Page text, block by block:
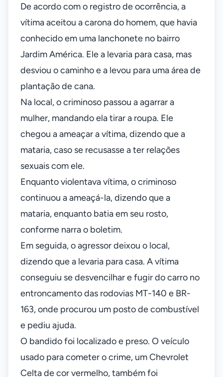
De acordo com o registro de ocorrência, a
vítima aceitou a carona do homem, que havia
conhecido em uma lanchonete no bairro
Jardim América. Ele a levaria para casa, mas
desviou o caminho e a levou para uma área de
plantação de cana.
Na local, o criminoso passou a agarrar a
mulher, mandando ela tirar a roupa. Ele
chegou a ameaçar a vítima, dizendo que a
mataria, caso se recusasse a ter relações
sexuais com ele.
Enquanto violentava vítima, o criminoso
continuou a ameaçá-la, dizendo que a
mataria, enquanto batia em seu rosto,
conforme narra o boletim.
Em seguida, o agressor deixou o local,
dizendo que a levaria para casa. A vítima
conseguiu se desvencilhar e fugir do carro no
entroncamento das rodovias MT-140 e BR-
163, onde procurou um posto de combustível
e pediu ajuda.
O bandido foi localizado e preso. O veículo
usado para cometer o crime, um Chevrolet
Celta de cor vermelho, também foi